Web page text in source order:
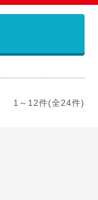
1～12件(全24件)